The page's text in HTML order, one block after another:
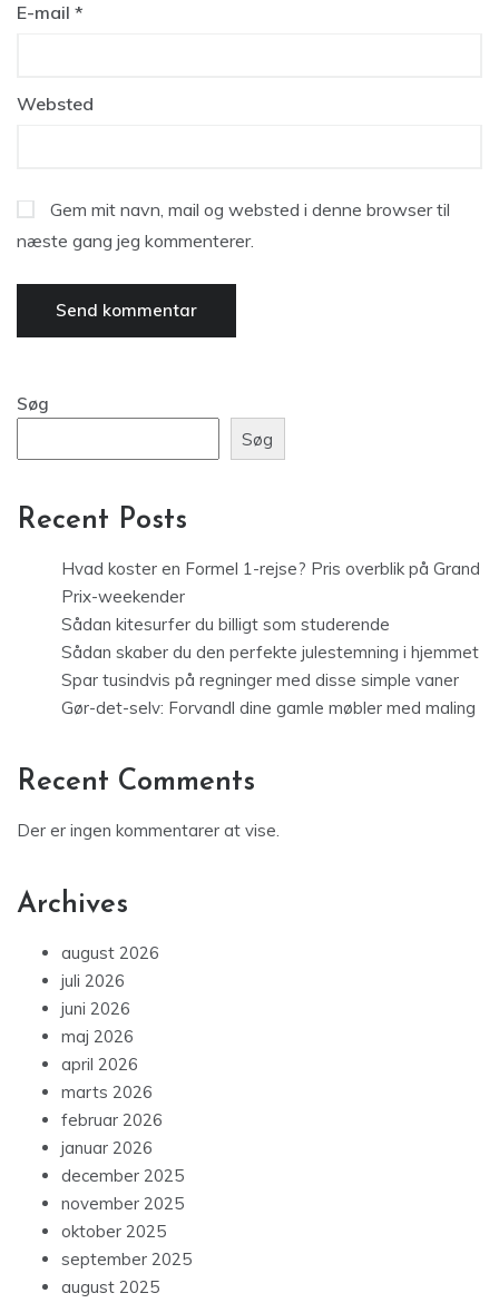
E-mail *
Websted
Gem mit navn, mail og websted i denne browser til
næste gang jeg kommenterer.
Søg
Søg
Recent Posts
Hvad koster en Formel 1-rejse? Pris overblik på Grand
Prix-weekender
Sådan kitesurfer du billigt som studerende
Sådan skaber du den perfekte julestemning i hjemmet
Spar tusindvis på regninger med disse simple vaner
Gør-det-selv: Forvandl dine gamle møbler med maling
Recent Comments
Der er ingen kommentarer at vise.
Archives
august 2026
juli 2026
juni 2026
maj 2026
april 2026
marts 2026
februar 2026
januar 2026
december 2025
november 2025
oktober 2025
september 2025
august 2025